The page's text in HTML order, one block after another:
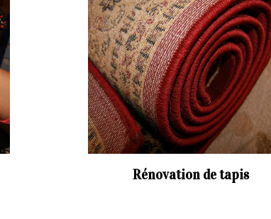
Rénovation de tapis